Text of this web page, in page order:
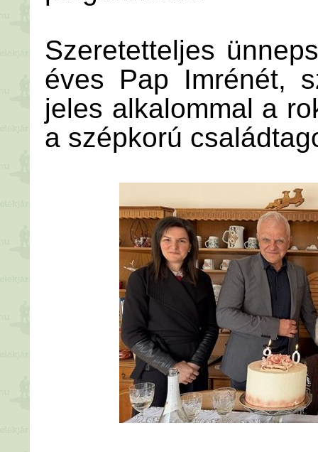
Szeretetteljes
éves Pap Imrénét,
jeles alkalommal a
a szépkorú